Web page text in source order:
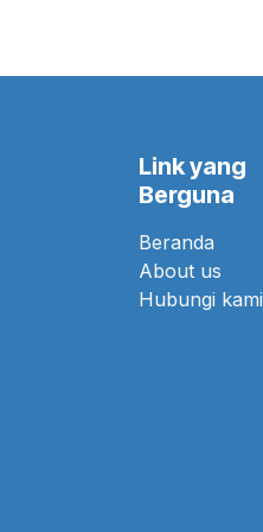
Link yang
Berguna
Beranda
About us
Hubungi kami